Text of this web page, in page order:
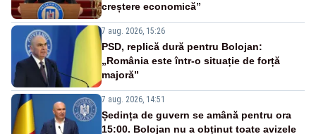
creștere economică”
7 aug. 2026, 15:26
PSD, replică dură pentru Bolojan:
„România este într-o situație de forță
majoră”
7 aug. 2026, 14:51
Ședința de guvern se amână pentru ora
15:00. Bolojan nu a obținut toate avizele